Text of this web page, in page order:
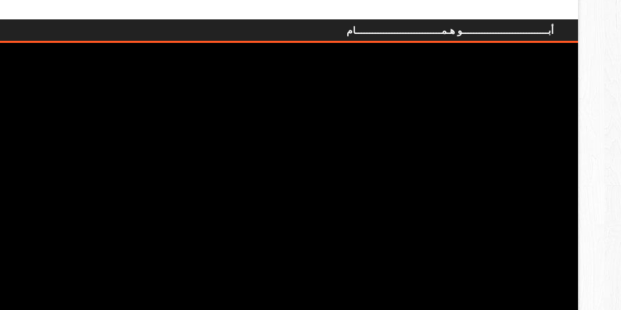
أبـــــــــــــــــــــــــــــــو هـمـــــــــــــــــــــــــــــــام